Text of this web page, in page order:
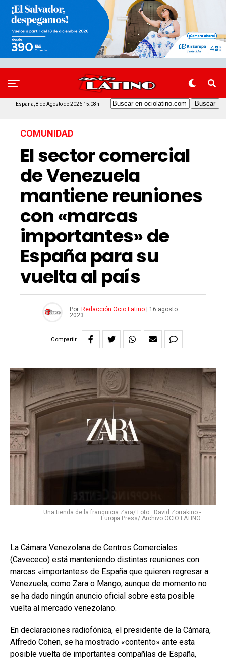
España, 8 de Agosto de 2026 15:08h
COMUNIDAD
El sector comercial
de Venezuela
mantiene reuniones
con «marcas
importantes» de
España para su
vuelta al país
Por Redacción Ocio Latino|
16 agosto
2023
Compartir
Una tienda de la franquicia Zara/ Foto: David Zorrakino -
Europa Press/ Archivo OCIO LATINO
La Cámara Venezolana de Centros Comerciales
(Cavececo) está manteniendo distintas reuniones con
marcas «importantes» de España que quieren regresar a
Venezuela, como Zara o Mango, aunque de momento no
se ha dado ningún anuncio oficial sobre esta posible
vuelta al mercado venezolano.
En declaraciones radiofónica, el presidente de la Cámara,
Alfredo Cohen, se ha mostrado «contento» ante esta
posible vuelta de importantes compañías de España,